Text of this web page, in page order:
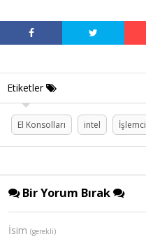
Etiketler
El Konsolları intel İşlemci
Bir Yorum Bırak
İsim (gerekli)